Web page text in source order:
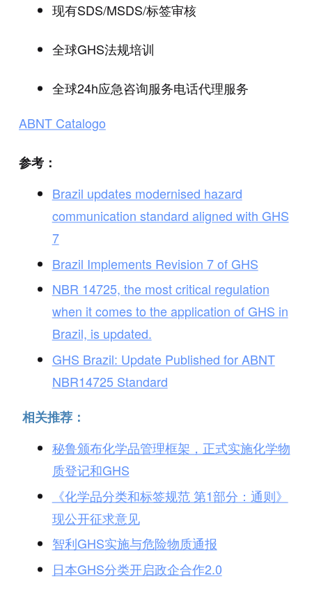
现有SDS/MSDS/标签审核
全球GHS法规培训
全球24h应急咨询服务电话代理服务
ABNT Catalogo
参考：
Brazil updates modernised hazard
communication standard aligned with GHS
7
Brazil Implements Revision 7 of GHS
NBR 14725, the most critical regulation
when it comes to the application of GHS in
Brazil, is updated.
GHS Brazil: Update Published for ABNT
NBR14725 Standard
相关推荐：
秘鲁颁布化学品管理框架，正式实施化学物
质登记和GHS
《化学品分类和标签规范 第1部分：通则》
现公开征求意见
智利GHS实施与危险物质通报
日本GHS分类开启政企合作2.0